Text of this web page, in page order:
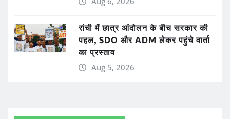
रांची में छात्र आंदोलन के बीच सरकार की
पहल, SDO और ADM लेकर पहुंचे वार्ता
का प्रस्ताव
Aug 5, 2026